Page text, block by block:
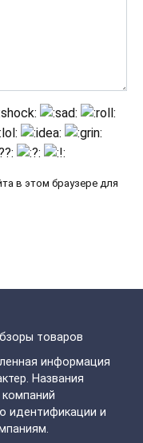
в этом браузере для
товаров
информация
Названия
идентификации и